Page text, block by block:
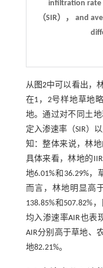
infiltration rate
（SIR）， and
从 图2中可以看出，
在1，2号样地草地
地。通过对不同土
定入渗速率（SIR）
知：整体来说，林地
具体来看，林地的
地6.01%和36.29%，
而言，林地明显高
138.85%和507.82%
均入渗速率AIR也表
AIR分别高于草地、
地82.21%。